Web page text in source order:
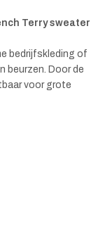
Terry sweater
bedrijfskleding of
beurzen. Door de
voor grote